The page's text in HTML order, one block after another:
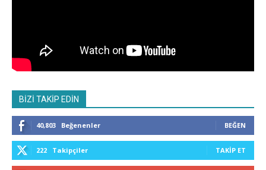
BİZİ TAKİP EDİN
40,803 Beğenenler BEĞEN
222 Takipçiler TAKIP ET